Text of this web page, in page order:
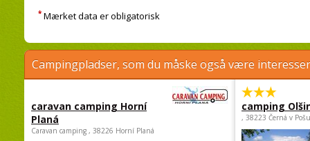
* Mærket data er obligatorisk
Campingpladser, som du måske også være
caravan camping Horní
Planá
Caravan camping , 38226 Horní Planá
camping
, 38223 Černá v